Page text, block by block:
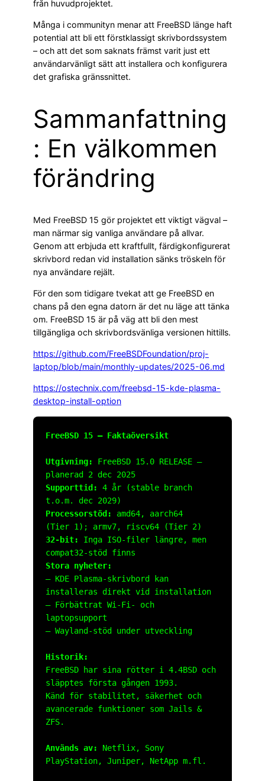
från huvudprojektet.
Många i communityn menar att FreeBSD länge haft
potential att bli ett förstklassigt skrivbordssystem
– och att det som saknats främst varit just ett
användarvänligt sätt att installera och konfigurera
det grafiska gränssnittet.
Sammanfattning
: En välkommen
förändring
Med FreeBSD 15 gör projektet ett viktigt vägval –
man närmar sig vanliga användare på allvar.
Genom att erbjuda ett kraftfullt, färdigkonfigurerat
skrivbord redan vid installation sänks tröskeln för
nya användare rejält.
För den som tidigare tvekat att ge FreeBSD en
chans på den egna datorn är det nu läge att tänka
om. FreeBSD 15 är på väg att bli den mest
tillgängliga och skrivbordsvänliga versionen hittills.
https://github.com/FreeBSDFoundation/proj-
laptop/blob/main/monthly-updates/2025-06.md
https://ostechnix.com/freebsd-15-kde-plasma-
desktop-install-option
FreeBSD 15 – Faktaöversikt
Utgivning:
FreeBSD 15.0 RELEASE –
planerad 2 dec 2025
Supporttid:
4 år (stable branch
t.o.m. dec 2029)
Processorstöd:
amd64, aarch64
(Tier 1); armv7, riscv64 (Tier 2)
32-bit:
Inga ISO-filer längre, men
compat32-stöd finns
Stora nyheter:
– KDE Plasma-skrivbord kan
installeras direkt vid installation
– Förbättrat Wi-Fi- och
laptopsupport
– Wayland-stöd under utveckling
Historik:
FreeBSD har sina rötter i 4.4BSD och
släpptes första gången 1993.
Känd för stabilitet, säkerhet och
avancerade funktioner som Jails &
ZFS.
Används av:
Netflix, Sony
PlayStation, Juniper, NetApp m.fl.